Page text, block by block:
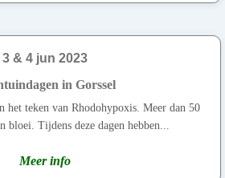
3 & 4 jun 2023
in Gorssel
het teken van Rhodohypoxis. Meer dan 50
bloei. Tijdens deze dagen hebben...
Meer info